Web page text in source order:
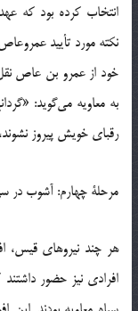
انتخاب کرده بود که
نکته مورد تأیید
خود از عمرو بن عاص
به معاویه می‌گوید:
رقبای خویش پیروز
مرحلۀ چهارم: آشوب در
هر چند نیروهای قیس،
افرادی نیز حضور